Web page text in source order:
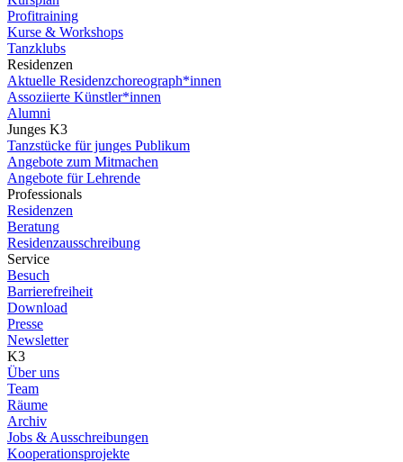
Profitraining
Kurse & Workshops
Tanzklubs
Residenzen
Aktuelle Residenzchoreograph*innen
Assoziierte Künstler*innen
Alumni
Junges K3
Tanzstücke für junges Publikum
Angebote zum Mitmachen
Angebote für Lehrende
Professionals
Residenzen
Beratung
Residenzausschreibung
Service
Besuch
Barrierefreiheit
Download
Presse
Newsletter
K3
Über uns
Team
Räume
Archiv
Jobs & Ausschreibungen
Kooperationsprojekte